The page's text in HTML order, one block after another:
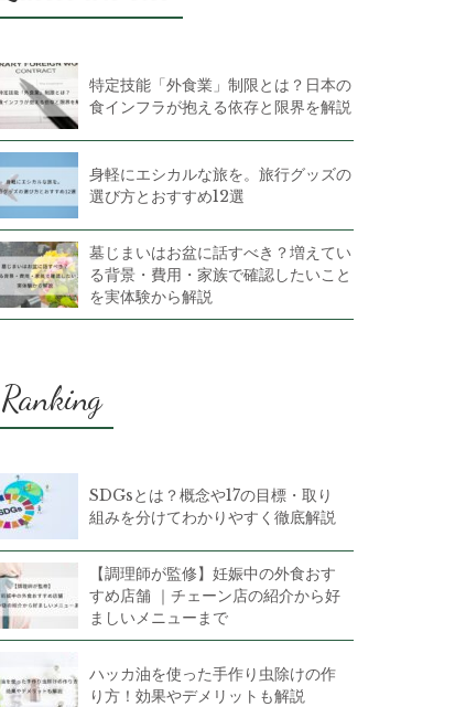
特定技能「外食業」制限とは？日本の
食インフラが抱える依存と限界を解説
身軽にエシカルな旅を。旅行グッズの
選び方とおすすめ12選
墓じまいはお盆に話すべき？増えてい
る背景・費用・家族で確認したいこと
を実体験から解説
Ranking
SDGsとは？概念や17の目標・取り
組みを分けてわかりやすく徹底解説
【調理師が監修】妊娠中の外食おす
すめ店舗 ｜チェーン店の紹介から好
ましいメニューまで
ハッカ油を使った手作り虫除けの作
り方！効果やデメリットも解説